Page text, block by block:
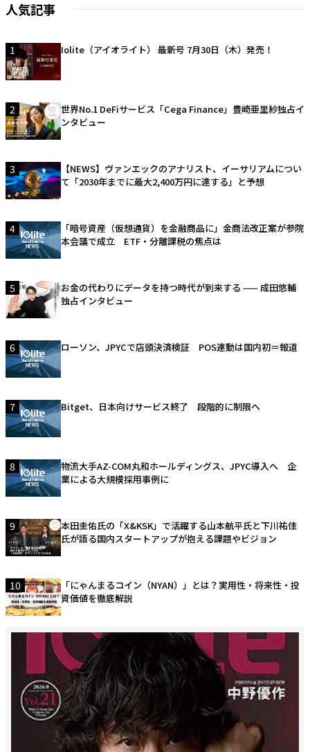
人気記事
1 Iolite（アイオライト） 最新号 7月30日（木）発売！
2
世界No.1 DeFiサービス「Cega Finance」豊崎亜里紗独占イ
ンタビュー
3
【NEWS】ヴァンエックのアナリスト、イーサリアムについ
て「2030年までに最大2,400万円に達する」と予想
4
「暗号資産（仮想通貨）を金融商品に」金商法改正案が参院
本会議で成立 ETF・分離課税の焦点は
5
お金の代わりにデータを持つ時代が到来する —— 成田悠輔
独占インタビュー
6 ローソン、JPYCで店頭決済検証 POS連動は国内初＝報道
7 Bitget、日本向けサービス終了 段階的に制限へ
8
物流大手AZ-COM丸和ホールディングス、JPYC導入へ 企
業による大規模採用事例に
9
本田圭佑氏の「X&KSK」で活躍する山本航平氏と下川祐佳
氏が語る国内スタートアップが抱える課題やビジョン
10
「にゃんまるコイン（NYAN）」とは？実用性・将来性・投
資価値を徹底解説